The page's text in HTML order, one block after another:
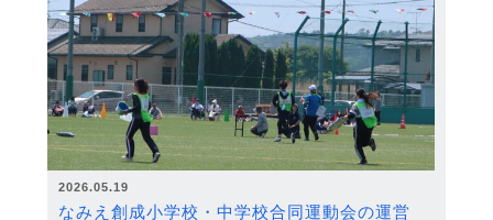
2026.05.19
なみえ創成小学校・中学校合同運動会の運営